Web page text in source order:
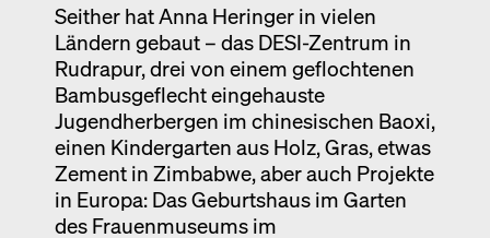
Seither hat Anna Heringer in vielen
Ländern gebaut – das DESI-Zentrum in
Rudrapur, drei von einem geflochtenen
Bambusgeflecht eingehauste
Jugendherbergen im chinesischen Baoxi,
einen Kindergarten aus Holz, Gras, etwas
Zement in Zimbabwe, aber auch Projekte
in Europa: Das Geburtshaus im Garten
des Frauenmuseums im